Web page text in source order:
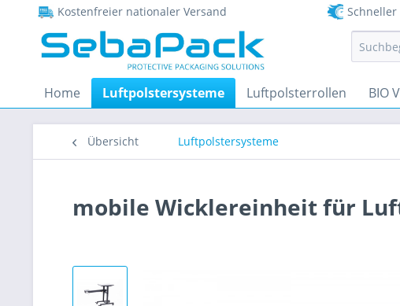
Kostenfreier nationaler Versand Schneller
Home Luftpolstersysteme Luftpolsterrollen BIO
Übersicht Luftpolstersysteme
mobile Wicklereinheit für